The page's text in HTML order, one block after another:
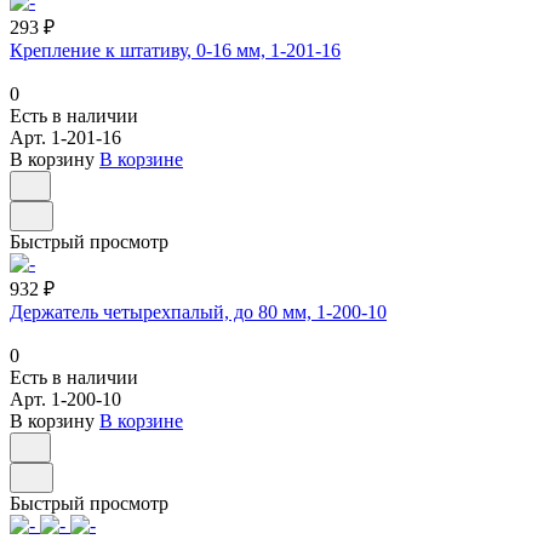
293 ₽
Крепление к штативу, 0-16 мм, 1-201-16
0
Есть в наличии
Арт. 1-201-16
В корзину В корзине
Быстрый просмотр
932 ₽
Держатель четырехпалый, до 80 мм, 1-200-10
0
Есть в наличии
Арт. 1-200-10
В корзину В корзине
Быстрый просмотр